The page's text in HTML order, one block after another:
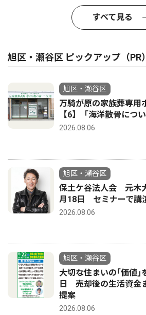
すべて見る
旭区・瀬谷区 ピックアップ（PR
旭区・瀬谷区
万騎が原の家族葬専
【6】「海洋散骨につい
2026.08.06
旭区・瀬谷区
保土ケ谷法人会 元木
月18日 セミナーで講
2026.08.06
旭区・瀬谷区
大切な住まいの｢価値
日 売却後の生活資金
提案
2026.08.06